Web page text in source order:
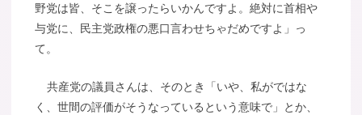
野党は皆、そこを譲ったらいかんですよ。絶対に首相や
与党に、民主党政権の悪口言わせちゃだめですよ」っ
て。
共産党の議員さんは、そのとき「いや、私がではな
く、世間の評価がそうなっているという意味で」とか、